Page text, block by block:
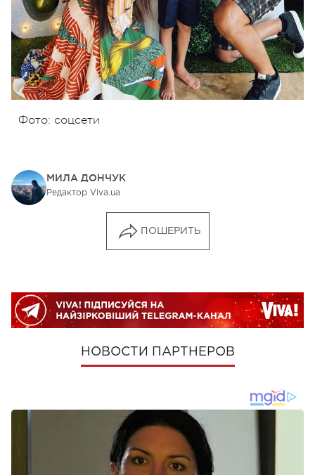
Фото: соцсети
МИЛА ДОНЧУК
Редактор Viva.ua
ПОШЕРИТЬ
НОВОСТИ ПАРТНЕРОВ